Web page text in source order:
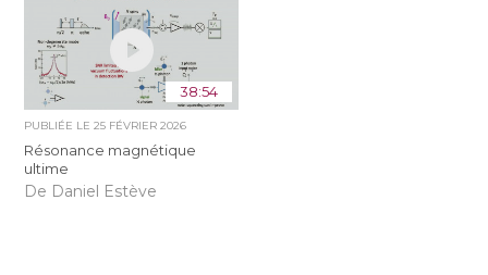
38:54
PUBLIÉE LE25 FÉVRIER 2026
Résonance magnétique
ultime
De Daniel Estève